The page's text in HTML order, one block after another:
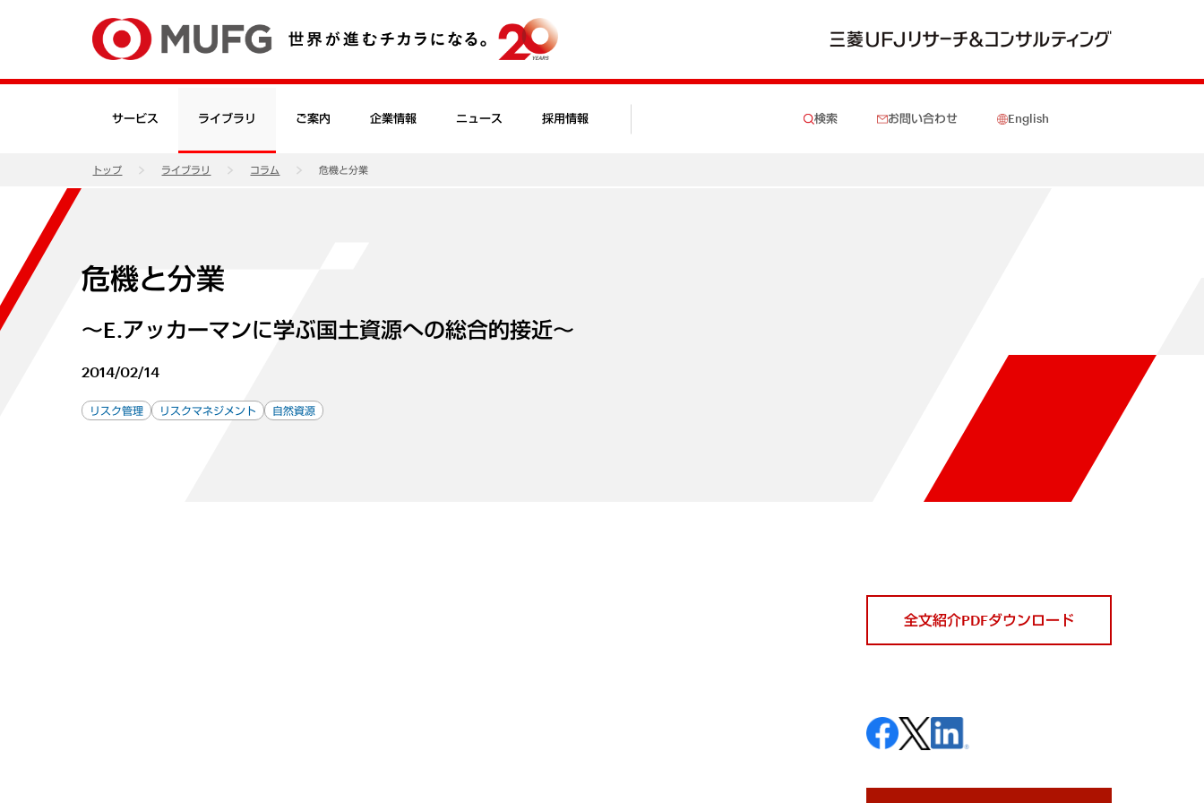
サービス ライブラリ ご案内 企業情報 ニュース 採用情報 検索 お問い合わせ English
トップ ライブラリ コラム 危機と分業
危機と分業
～E.アッカーマンに学ぶ国土資源への総合的接近～
2014/02/14
リスク管理 リスクマネジメント 自然資源
全文紹介PDFダウンロード